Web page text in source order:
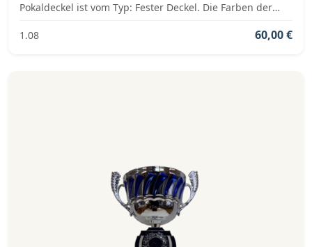
Pokaldeckel ist vom Typ: Fester Deckel. Die Farben der
1.08
60,00 €